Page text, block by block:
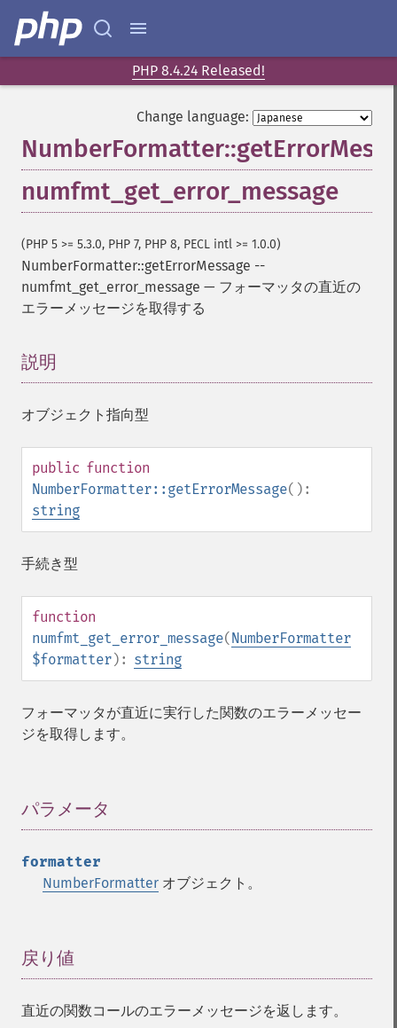
PHP 8.4.24 Released!
Change language:
numfmt_get_error_message
(PHP 5 >= 5.3.0, PHP 7, PHP 8, PECL intl >= 1.0.0)
NumberFormatter::getErrorMessage --
numfmt_get_error_message — フォーマッタの直近の
エラーメッセージを取得する
説明
オブジェクト指向型
public function
NumberFormatter::getErrorMessage():
string
手続き型
function
numfmt_get_error_message(NumberFormatter
$formatter): string
フォーマッタが直近に実行した関数のエラーメッセー
ジを取得します。
パラメータ
formatter
NumberFormatter オブジェクト。
戻り値
直近の関数コールのエラーメッセージを返します。